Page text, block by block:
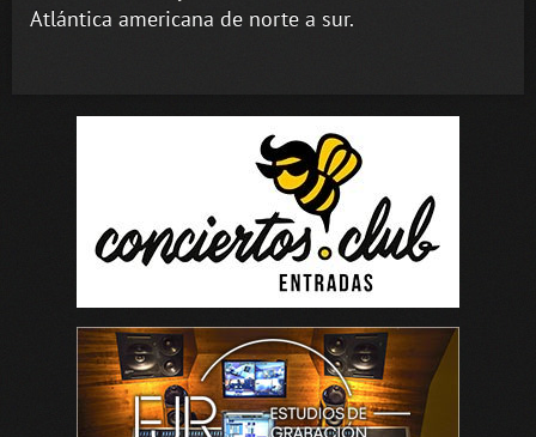
Atlántica americana de norte a sur.